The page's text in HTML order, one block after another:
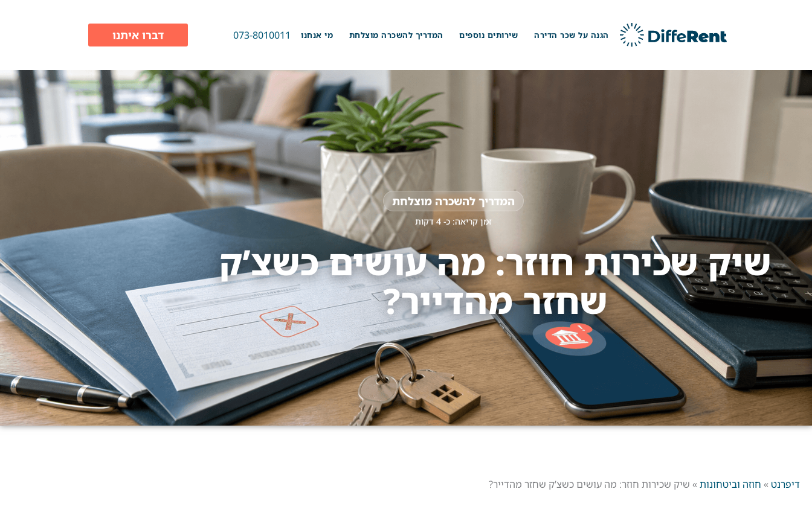
הגנה על שכר הדירה שירותים נוספים המדריך להשכרה מוצלחת מי אנחנו 073-8010011 דברו איתנו
המדריך להשכרה מוצלחת
זמן קריאה: כ- 4 דקות
שיק שכירות חוזר: מה עושים כשצ’ק
שחזר מהדייר?
דיפרנט» חוזה וביטחונות» שיק שכירות חוזר: מה עושים כשצ’ק שחזר מהדייר?